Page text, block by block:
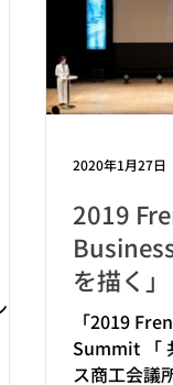
2019
を描く
議所主
スサミ
「2019
Summit 「
ス商工会議
2020年1月27日